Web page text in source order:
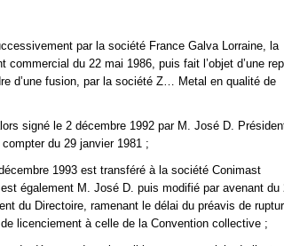
par la société France Galva Lorraine, la
commercial du 22 mai 1986, puis fait l’objet d’une
d’une fusion, par la société Z… Metal en qualité de
signé le 2 décembre 1992 par M. José D.
du 29 janvier 1981 ;
1993 est transféré à la société Conimast
également M. José D. puis modifié par avenant du
du Directoire, ramenant le délai du préavis de
licenciement à celle de la Convention collective ;